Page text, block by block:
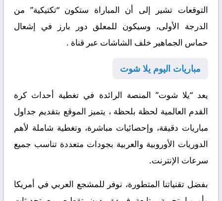
التوقعات تشير إلى أن المباراة ستكون “تكتيكية” من
الدرجة الأولى، وسيكون للمعلق دور بارز في إشعال
حماس الجماهير خلف الشاشات عبر قناة .
مباريات اليوم يلا شوت
يعد “يلا شوت” المنصة الرائدة في تغطية أحداث كرة
القدم العالمية لحظة بلحظة ، يتميز الموقع بتقديم جداول
مباريات دقيقة، وإحصائيات مباشرة، وتغطية شاملة لأهم
الدوريات الأوروبية والعربية بجودات متعددة تناسب جميع
سرعات الإنترنت.
بفضل تقنياتنا المتطورة، نوفر للمشجع العربي في أمريكا